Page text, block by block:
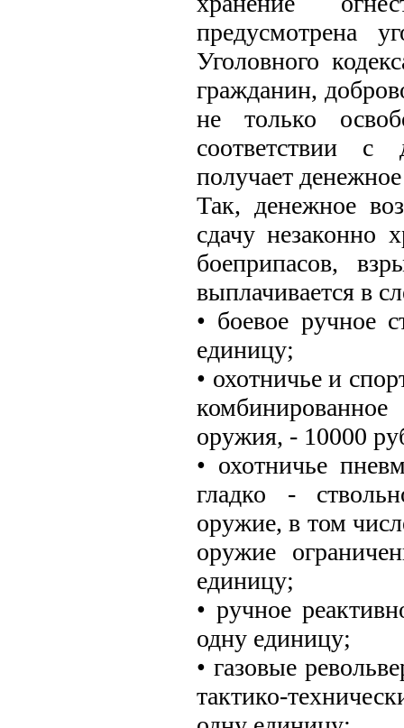
предусмотрена
Уголовного
гражданин,
не только
соответствии с
получает
Так, денежное
сдачу незаконно
боеприпасов,
выплачивается в
• боевое ручное
единицу;
• охотничье и
оружия, - 10000
• охотничье
гладко -
оружие, в том
оружие
единицу;
• ручное
одну единицу;
• газовые
тактико-